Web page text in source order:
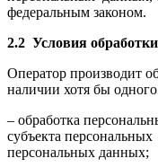
федеральным законом.
2.2 Условия
Оператор производит
наличии хотя бы
– обработка
субъекта
персональных данных;